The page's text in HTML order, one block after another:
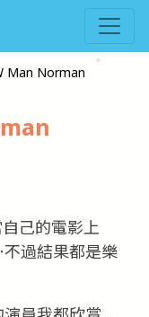
Man Norman
己的電影上
過結果都是樂